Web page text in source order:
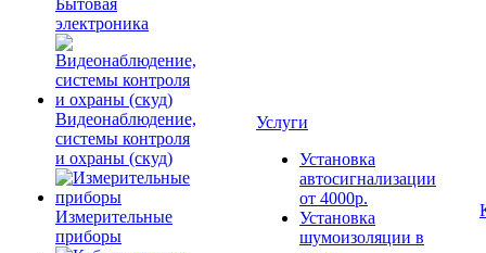
Бытовая
электроника
Видеонаблюдение,
системы контроля
и охраны (скуд)
Измерительные
приборы
Услуги
Установка
автосигнализации
от 4000р.
Установка
шумоизоляции в